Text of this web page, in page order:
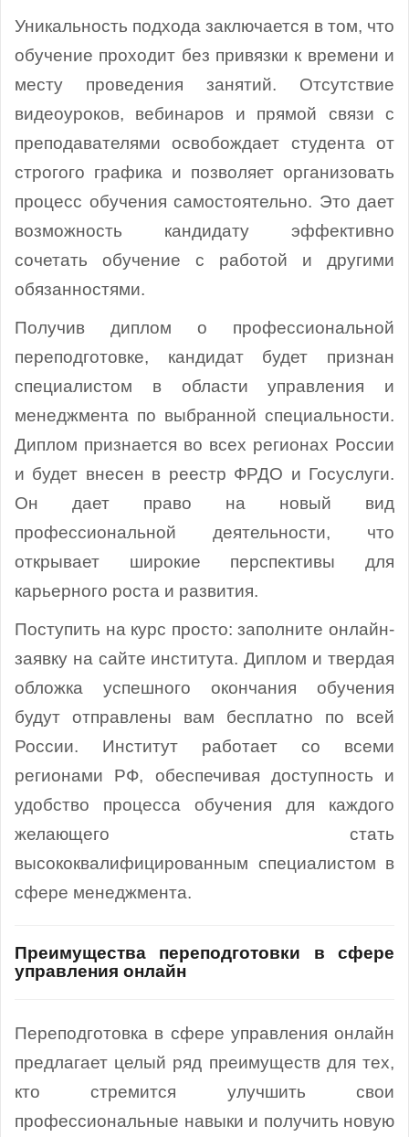
Уникальность подхода заключается в том, что
обучение проходит без привязки к времени и
месту проведения занятий. Отсутствие
видеоуроков, вебинаров и прямой связи с
преподавателями освобождает студента от
строгого графика и позволяет организовать
процесс обучения самостоятельно. Это дает
возможность кандидату эффективно
сочетать обучение с работой и другими
обязанностями.
Получив диплом о профессиональной
переподготовке, кандидат будет признан
специалистом в области управления и
менеджмента по выбранной специальности.
Диплом признается во всех регионах России
и будет внесен в реестр ФРДО и Госуслуги.
Он дает право на новый вид
профессиональной деятельности, что
открывает широкие перспективы для
карьерного роста и развития.
Поступить на курс просто: заполните онлайн-
заявку на сайте института. Диплом и твердая
обложка успешного окончания обучения
будут отправлены вам бесплатно по всей
России. Институт работает со всеми
регионами РФ, обеспечивая доступность и
удобство процесса обучения для каждого
желающего стать
высококвалифицированным специалистом в
сфере менеджмента.
Преимущества переподготовки в сфере
управления онлайн
Переподготовка в сфере управления онлайн
предлагает целый ряд преимуществ для тех,
кто стремится улучшить свои
профессиональные навыки и получить новую